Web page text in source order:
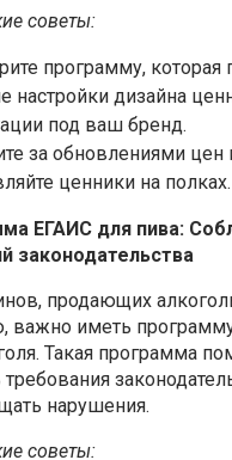
советы:
программу, которая
настройки дизайна
под ваш бренд.
за обновлениями цен
ценники на полках.
ЕГАИС для пива:
законодательства
продающих
важно иметь
Такая программа
нарушения.
советы: